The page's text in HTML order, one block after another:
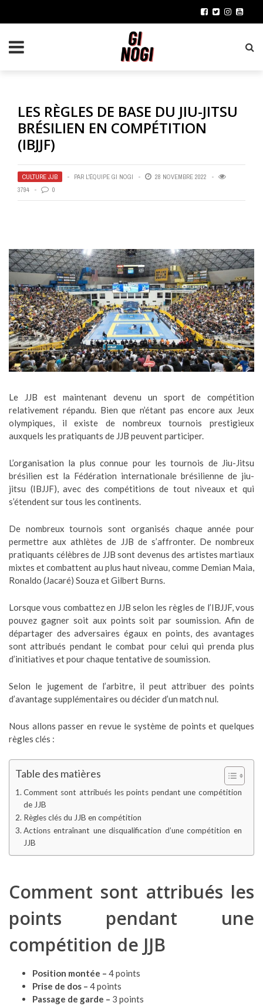
LES RÈGLES DE BASE DU JIU-JITSU
BRÉSILIEN EN COMPÉTITION
(IBJJF)
CULTURE JJB PAR L'ÉQUIPE GI NOGI
28 NOVEMBRE 2022
3794
0
Le JJB est maintenant devenu un sport de compétition
relativement répandu. Bien que n’étant pas encore aux Jeux
olympiques, il existe de nombreux tournois prestigieux
auxquels les pratiquants de JJB peuvent participer.
L’organisation la plus connue pour les tournois de Jiu-Jitsu
brésilien est la Fédération internationale brésilienne de jiu-
jitsu (IBJJF), avec des compétitions de tout niveaux et qui
s’étendent sur tous les continents.
De nombreux tournois sont organisés chaque année pour
permettre aux athlètes de JJB de s’affronter. De nombreux
pratiquants célèbres de JJB sont devenus des artistes martiaux
mixtes et combattent au plus haut niveau, comme Demian Maia,
Ronaldo (Jacaré) Souza et Gilbert Burns.
Lorsque vous combattez en JJB selon les règles de l’IBJJF, vous
pouvez gagner soit aux points soit par soumission. Afin de
départager des adversaires égaux en points, des avantages
sont attribués pendant le combat pour celui qui prenda plus
d’initiatives et pour chaque tentative de soumission.
Selon le jugement de l’arbitre, il peut attribuer des points
d’avantage supplémentaires ou décider d’un match nul.
Nous allons passer en revue le système de points et quelques
règles clés :
Table des matières
Comment sont attribués les points pendant une compétition
de JJB
Règles clés du JJB en compétition
Actions entraînant une disqualification d’une compétition en
JJB
Comment sont attribués les
points pendant une
compétition de JJB
Position montée – 4 points
Prise de dos – 4 points
Passage de garde – 3 points